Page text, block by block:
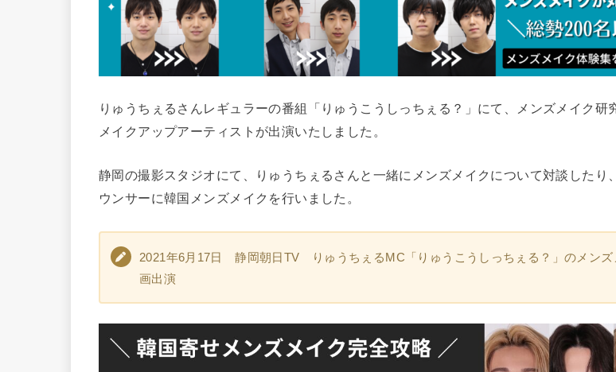
りゅうちぇるさんレギュラーの番組「りゅうこうしっちぇる？」にて、メンズメイク研
メイクアップアーティストが出演いたしました。
静岡の撮影スタジオにて、りゅうちぇるさんと一緒にメンズメイクについて対談したり
ウンサーに韓国メンズメイクを行いました。
2021年6月17日 静岡朝日TV りゅうちぇるMC「りゅうこうしっちぇる？」のメンズ
画出演